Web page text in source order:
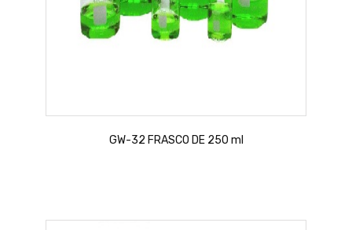
GW-32 FRASCO DE 250 ml